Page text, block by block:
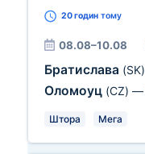
20 годин тому
08.08–10.08
Братислава (SK)
Оломоуц (CZ) —
Штора Мега